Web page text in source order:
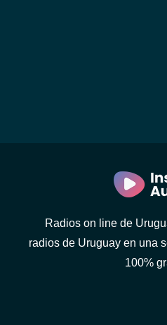
Radios on line de
radios de Uruguay en una
100%